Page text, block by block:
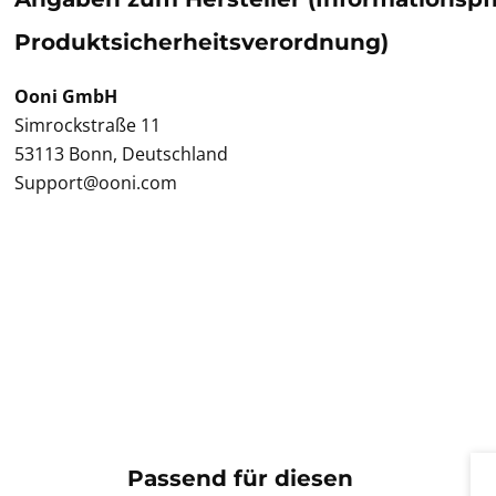
Produktsicherheitsverordnung)
Ooni GmbH
Simrockstraße 11
53113 Bonn, Deutschland
Support@ooni.com
Passend für diesen